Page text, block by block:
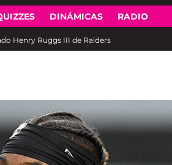
Open
dropdownDINÁMICAS RADIO
Henry Ruggs III de Raiders